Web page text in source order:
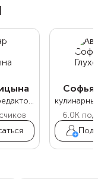
кулинарный редактор Food.ru
Софья
6.0K